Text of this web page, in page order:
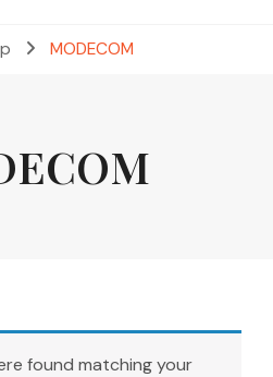
MODECOM
found matching your